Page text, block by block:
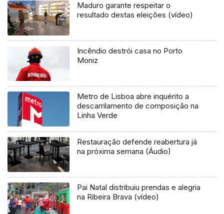
Maduro garante respeitar o
resultado destas eleições (vídeo)
Incêndio destrói casa no Porto
Moniz
Metro de Lisboa abre inquérito a
descarrilamento de composição na
Linha Verde
Restauração defende reabertura já
na próxima semana (Áudio)
Pai Natal distribuiu prendas e alegria
na Ribeira Brava (vídeo)